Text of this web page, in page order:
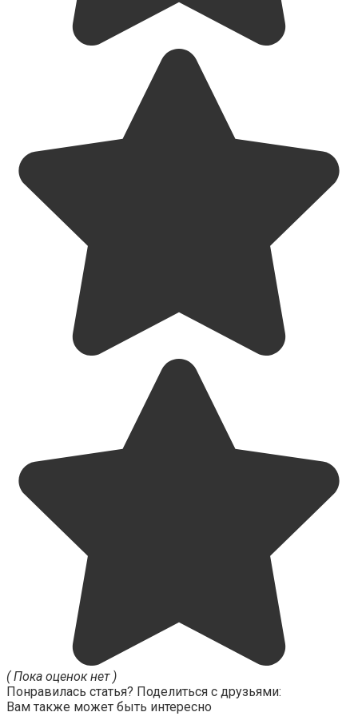
( Пока оценок нет )
Понравилась статья? Поделиться с друзьями:
Вам также может быть интересно